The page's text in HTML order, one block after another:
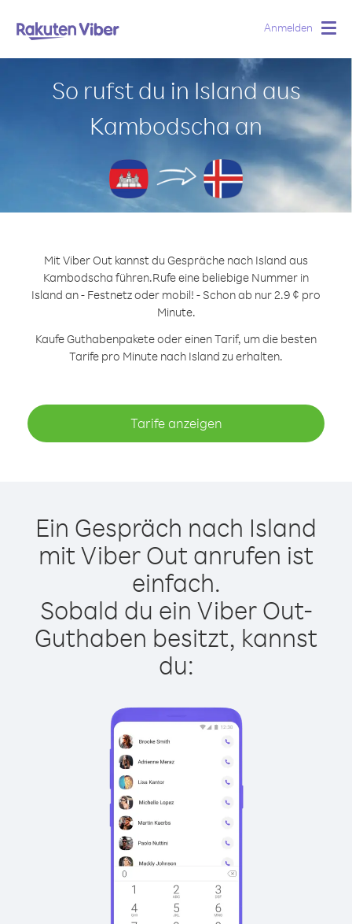
Anmelden
So rufst du in Island aus
Kambodscha an
Mit Viber Out kannst du Gespräche nach Island aus
Kambodscha führen.Rufe eine beliebige Nummer in
Island an - Festnetz oder mobil! - Schon ab nur 2.9 ¢ pro
Minute.
Kaufe Guthabenpakete oder einen Tarif, um die besten
Tarife pro Minute nach Island zu erhalten.
Tarife anzeigen
Ein Gespräch nach Island
mit Viber Out anrufen ist
einfach.
Sobald du ein Viber Out-
Guthaben besitzt, kannst
du: